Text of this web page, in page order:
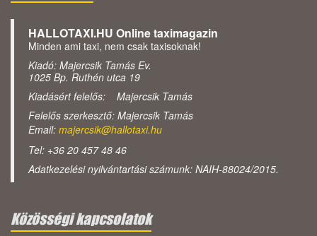
HALLOTAXI.HU Online taximagazin
Minden ami taxi, nem csak taxisoknak!
Kiadó: Majercsik Tamás Ev.
1025 Bp. Ruthén utca 19
Kiadásért felelős: Majercsik Tamás
Felelős szerkesztő: Majercsik Tamás
Email: majercsik@hallotaxi.hu
Tel: +36 20 457 48 46
Adatkezelési nyilvántartási számunk: NAIH-88024/2015.
Közösségi kapcsolatok